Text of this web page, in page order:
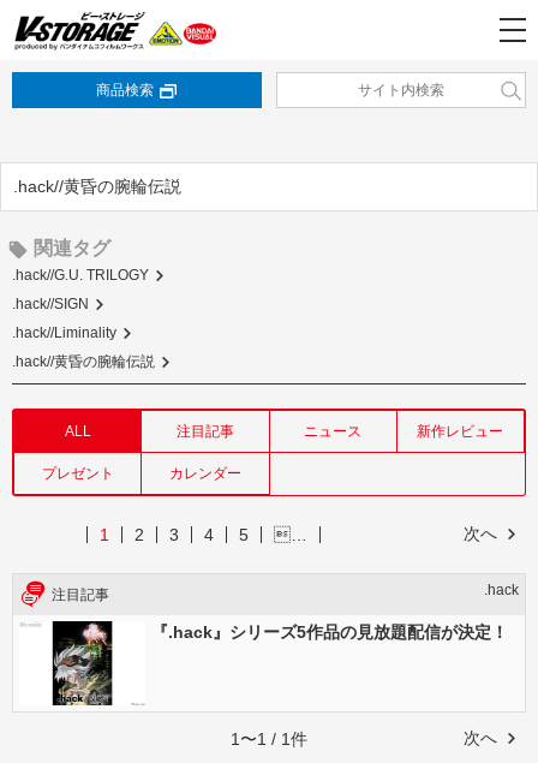
商品検索
.hack//黄昏の腕輪伝説
関連タグ
.hack//G.U. TRILOGY
.hack//SIGN
.hack//Liminality
.hack//黄昏の腕輪伝説
ALL 注目記事 ニュース 新作レビュー
プレゼント カレンダー
次へ
1 2 3 4 5 …
注目記事 .hack
『.hack』シリーズ5作品の見放題配信が決定！
次へ
1〜1 / 1件